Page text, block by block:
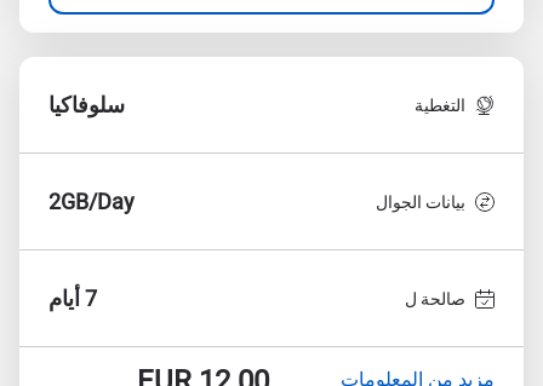
التغطية سلوفاكيا
بيانات الجوال 2GB/Day
صالحة ل 7 أيام
مزيد من المعلومات